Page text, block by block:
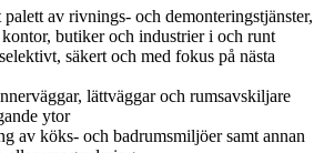
av rivnings- och demonteringstjänster,
kontor, butiker och industrier i och runt
säkert och med fokus på nästa
lättväggar och rumsavskiljare
ytor
av köks- och badrumsmiljöer samt annan